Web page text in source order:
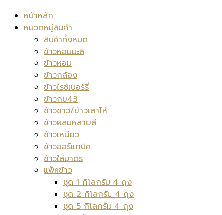
หน้าหลัก
หมวดหมู่สินค้า
สินค้าทั้งหมด
ข้าวหอมมะลิ
ข้าวหอม
ข้าวกล้อง
ข้าวไรซ์เบอร์รี่
ข้าวกข43
ข้าวขาว/ข้าวเสาไห้
ข้าวผสมหลายสี
ข้าวเหนียว
ข้าวออร์แกนิค
ข้าวใส่บาตร
แพ็คข้าว
ชุด 1 กิโลกรัม 4 ถุง
ชุด 2 กิโลกรัม 4 ถุง
ชุด 5 กิโลกรัม 4 ถุง